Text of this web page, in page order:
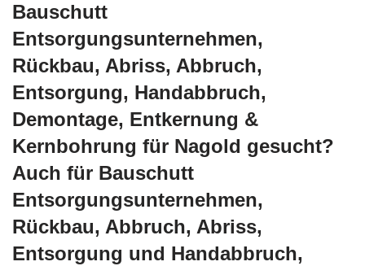
Bauschutt
Entsorgungsunternehmen,
Rückbau, Abriss, Abbruch,
Entsorgung, Handabbruch,
Demontage, Entkernung &
Kernbohrung für Nagold gesucht?
Auch für Bauschutt
Entsorgungsunternehmen,
Rückbau, Abbruch, Abriss,
Entsorgung und Handabbruch,